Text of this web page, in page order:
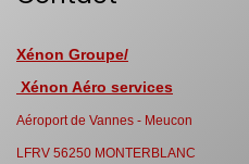
Xénon Groupe/
Xénon Aéro services
Aéroport de Vannes - Meucon
LFRV 56250 MONTERBLANC